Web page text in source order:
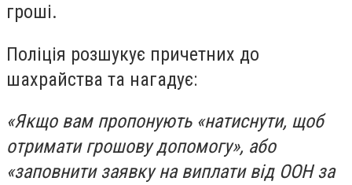
гроші.
Поліція розшукує причетних до
шахрайства та нагадує:
«Якщо вам пропонують «натиснути, щоб
отримати грошову допомогу», або
«заповнити заявку на виплати від ООН за